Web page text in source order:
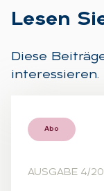
Le­sen
Diese
interessieren.
Abo
AUSGABE 4/